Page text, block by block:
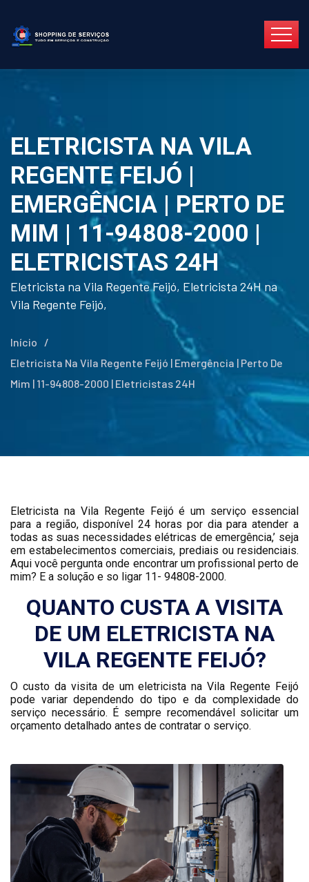
ELETRICISTA NA VILA
REGENTE FEIJÓ |
EMERGÊNCIA | PERTO DE
MIM | 11-94808-2000 |
ELETRICISTAS 24H
Eletricista na Vila Regente Feijó, Eletricista 24H na
Vila Regente Feijó,
Início
/
Eletricista Na Vila Regente Feijó | Emergência | Perto De
Mim | 11-94808-2000 | Eletricistas 24H
Eletricista na Vila Regente Feijó é um serviço essencial
para a região, disponível 24 horas por dia para atender a
todas as suas necessidades elétricas de emergência,’ seja
em estabelecimentos comerciais, prediais ou residenciais.
Aqui você pergunta onde encontrar um profissional perto de
mim? E a solução e so ligar 11- 94808-2000.
QUANTO CUSTA A VISITA
DE UM ELETRICISTA NA
VILA REGENTE FEIJÓ?
O custo da visita de um eletricista na Vila Regente Feijó
pode variar dependendo do tipo e da complexidade do
serviço necessário. É sempre recomendável solicitar um
orçamento detalhado antes de contratar o serviço.